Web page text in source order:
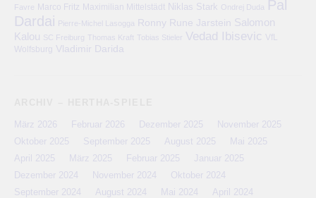
Favre
Marco Fritz Maximilian Mittelstädt Niklas Stark Ondrej Duda Pal
Dardai Pierre-Michel Lasogga Ronny Rune Jarstein Salomon
Kalou SC Freiburg Thomas Kraft Tobias Stieler Vedad Ibisevic
VfL
Wolfsburg
Vladimir Darida
März 2026 Februar 2026 Dezember 2025
November 2025
Oktober 2025
September 2025 August 2025
Mai 2025
April 2025
März 2025 Februar 2025
Januar 2025
Dezember 2024
November 2024
Oktober 2024
September 2024
August 2024 Mai 2024
April 2024